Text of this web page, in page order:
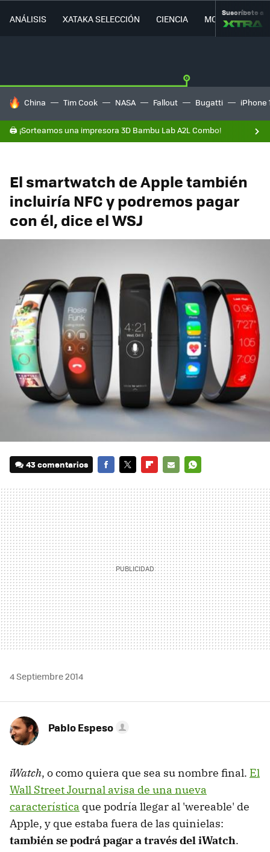
ANÁLISIS XATAKA SELECCIÓN CIENCIA MOVILIDAD
Suscríbete a
HOY SE HABLA DE
China Tim Cook NASA Fallout Bugatti iPhone
🖨️ ¡Sorteamos una impresora 3D Bambu Lab A2L Combo!
El smartwatch de Apple también
incluiría NFC y podremos pagar
con él, dice el WSJ
43 comentarios
MAIL
4 Septiembre 2014
Pablo Espeso
iWatch, o como quiera que sea su nombre final. El
Wall Street Journal avisa de una nueva
característica que podría llegar al 'wereable' de
Apple, y que estaba fuera de las quinielas:
también se podrá pagar a través del iWatch.